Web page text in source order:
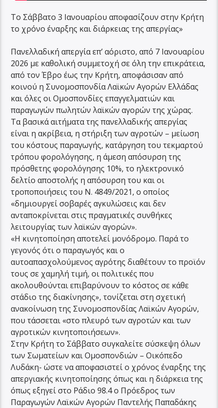
Το Σάββατο 3 Ιανουαρίου αποφασίζουν στην Κρήτη
το χρόνο έναρξης και διάρκειας της απεργίας»
Πανελλαδική απεργία επ’ αόριστο, από 7 Ιανουαρίου
2026 με καθολική συμμετοχή σε όλη την επικράτεια,
από τον Έβρο έως την Κρήτη, αποφάσισαν από
κοινού η Συνομοσπονδία Λαϊκών Αγορών Ελλάδας
και όλες οι Ομοσπονδίες επαγγελματιών και
παραγωγών πωλητών λαϊκών αγορών της χώρας.
Τα βασικά αιτήματα της πανελλαδικής απεργίας
είναι η ακρίβεια, η στήριξη των αγροτών – μείωση
του κόστους παραγωγής, κατάργηση του τεκμαρτού
τρόπου φορολόγησης, η άμεση απόσυρση της
πρόσθετης φορολόγησης 10%, το ηλεκτρονικό
δελτίο αποστολής η απόσυρση του και οι
τροποποιήσεις του Ν. 4849/2021, ο οποίος
«δημιουργεί σοβαρές αγκυλώσεις και δεν
ανταποκρίνεται στις πραγματικές συνθήκες
λειτουργίας των λαϊκών αγορών».
«Η κινητοποίηση αποτελεί μονόδρομο. Παρά το
γεγονός ότι ο παραγωγός και ο
αυτοαπασχολούμενος αγρότης διαθέτουν το προϊόν
τους σε χαμηλή τιμή, οι πολιτικές που
ακολουθούνται επιβαρύνουν το κόστος σε κάθε
στάδιο της διακίνησης», τονίζεται στη σχετική
ανακοίνωση της Συνομοσπονδίας Λαϊκών Αγορών,
που τάσσεται «στο πλευρό των αγροτών και των
αγροτικών κινητοποιήσεων».
Στην Κρήτη το Σάββατο συγκαλείτε σύσκεψη όλων
των Σωματείων και Ομοσπονδιών – Οικόπεδο
Λυδάκη- ώστε να αποφασιστεί ο χρόνος έναρξης της
απεργιακής κινητοποίησης όπως και η διάρκεια της
όπως εξηγεί στο Ράδιο 98.4 ο Πρόεδρος των
Παραγωγών Λαϊκών Αγορών Παντελής Παπαδάκης